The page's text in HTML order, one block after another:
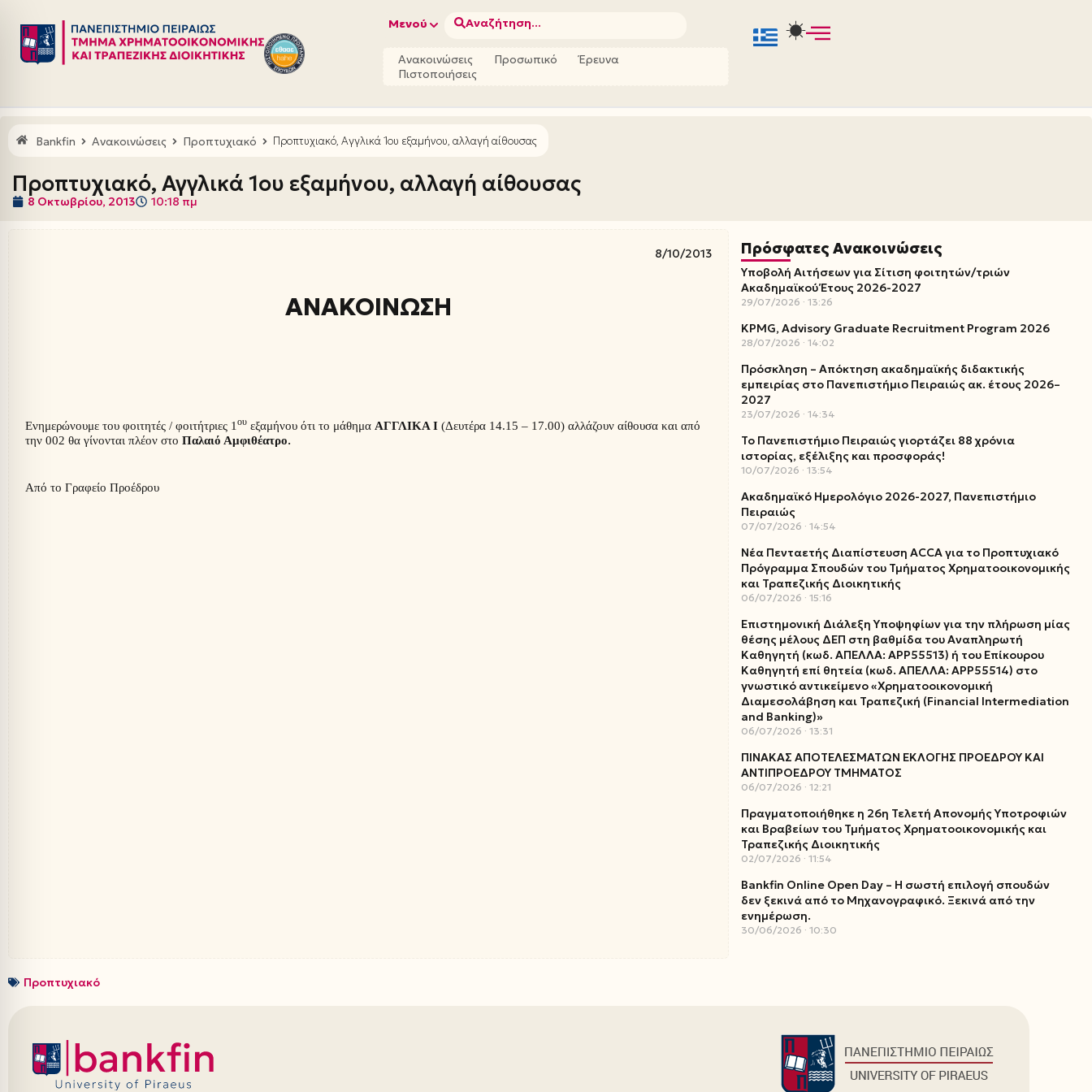
Μεταπηδήστε
στο
Μενού Αναζήτηση...
Ανακοινώσεις Προσωπικό
Έρευνα
Πιστοποιήσεις
Bankfin Ανακοινώσεις Προπτυχιακό Προπτυχιακό, Αγγλικά 1ου εξαμήνου, αλλαγή αίθουσας
Προπτυχιακό, Αγγλικά 1ου εξαμήνου, αλλαγή αίθουσας
8 Οκτωβρίου, 2013 10:18 πμ
8/10/2013
ΑΝΑΚΟΙΝΩΣΗ
Ενημερώνουμε του φοιτητές / φοιτήτριες 1 ου εξαμήνου ότι το μάθημα ΑΓΓΛΙΚΑ Ι (Δευτέρα 14.15 – 17.00) αλλάζουν αίθουσα και από
την 002 θα γίνονται πλέον στο Παλαιό Αμφιθέατρο.
Από το Γραφείο Προέδρου
Πρόσφατες Ανακοινώσεις
Υποβολή Αιτήσεων για Σίτιση φοιτητών/τριών
Ακαδημαϊκού Έτους 2026-2027
29/07/2026 13:26
KPMG, Advisory Graduate Recruitment Program 2026
28/07/2026 14:02
Πρόσκληση – Απόκτηση ακαδημαϊκής διδακτικής
εμπειρίας στο Πανεπιστήμιο Πειραιώς ακ. έτους 2026–
2027
23/07/2026 14:34
Το Πανεπιστήμιο Πειραιώς γιορτάζει 88 χρόνια
ιστορίας, εξέλιξης και προσφοράς!
10/07/2026 13:54
Ακαδημαϊκό Ημερολόγιο 2026-2027, Πανεπιστήμιο
Πειραιώς
07/07/2026 14:54
Νέα Πενταετής Διαπίστευση ACCA για το Προπτυχιακό
Πρόγραμμα Σπουδών του Τμήματος Χρηματοοικονομικής
και Τραπεζικής Διοικητικής
06/07/2026 15:16
Επιστημονική Διάλεξη Υποψηφίων για την πλήρωση μίας
θέσης μέλους ΔΕΠ στη βαθμίδα του Αναπληρωτή
Καθηγητή (κωδ. ΑΠΕΛΛΑ: ΑΡΡ55513) ή του Επίκουρου
Καθηγητή επί θητεία (κωδ. ΑΠΕΛΛΑ: ΑΡΡ55514) στο
γνωστικό αντικείμενο «Χρηματοοικονομική
Διαμεσολάβηση και Τραπεζική (Financial Intermediation
and Banking)»
06/07/2026 13:31
ΠΙΝΑΚΑΣ ΑΠΟΤΕΛΕΣΜΑΤΩΝ ΕΚΛΟΓΗΣ ΠΡΟΕΔΡΟΥ ΚΑΙ
ΑΝΤΙΠΡΟΕΔΡΟΥ ΤΜΗΜΑΤΟΣ
06/07/2026 12:21
Πραγματοποιήθηκε η 26η Τελετή Απονομής Υποτροφιών
και Βραβείων του Τμήματος Χρηματοοικονομικής και
Τραπεζικής Διοικητικής
02/07/2026 11:54
Bankfin Online Open Day – Η σωστή επιλογή σπουδών
δεν ξεκινά από το Μηχανογραφικό. Ξεκινά από την
ενημέρωση.
30/06/2026 10:30
Προπτυχιακό